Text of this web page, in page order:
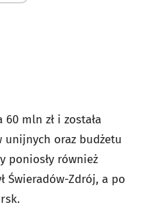
60 mln zł i została
unijnych oraz budżetu
poniosły również
Świeradów-Zdrój, a po